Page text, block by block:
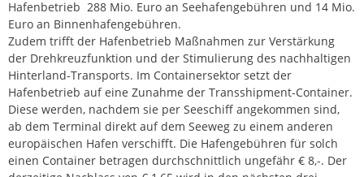
Hafenbetrieb 288 Mio. Euro an Seehafengebühren und 14 Mio.
Euro an Binnenhafengebühren.
Zudem trifft der Hafenbetrieb Maßnahmen zur Verstärkung
der Drehkreuzfunktion und der Stimulierung des nachhaltigen
Hinterland-Transports. Im Containersektor setzt der
Hafenbetrieb auf eine Zunahme der Transshipment-Container.
Diese werden, nachdem sie per Seeschiff angekommen sind,
ab dem Terminal direkt auf dem Seeweg zu einem anderen
europäischen Hafen verschifft. Die Hafengebühren für solch
einen Container betragen durchschnittlich ungefähr € 8,-. Der